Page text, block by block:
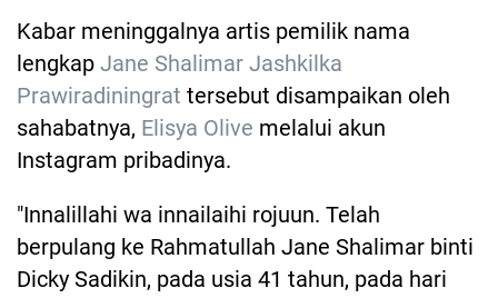
Kabar meninggalnya artis pemilik nama
lengkap Jane Shalimar Jashkilka
Prawiradiningrat tersebut disampaikan oleh
sahabatnya, Elisya Olive melalui akun
Instagram pribadinya.
"Innalillahi wa innailaihi rojuun. Telah
berpulang ke Rahmatullah Jane Shalimar binti
Dicky Sadikin, pada usia 41 tahun, pada hari